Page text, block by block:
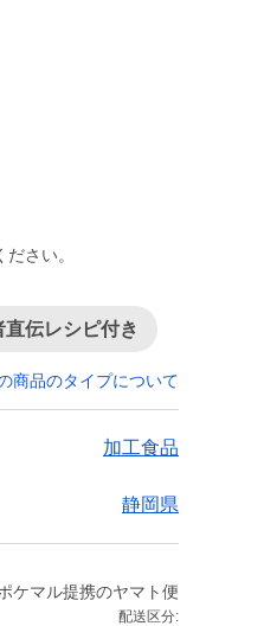
さい。
直伝レシピ付き
商品のタイプについて
加工食品
静岡県
ケマル提携のヤマト便
配送区分: